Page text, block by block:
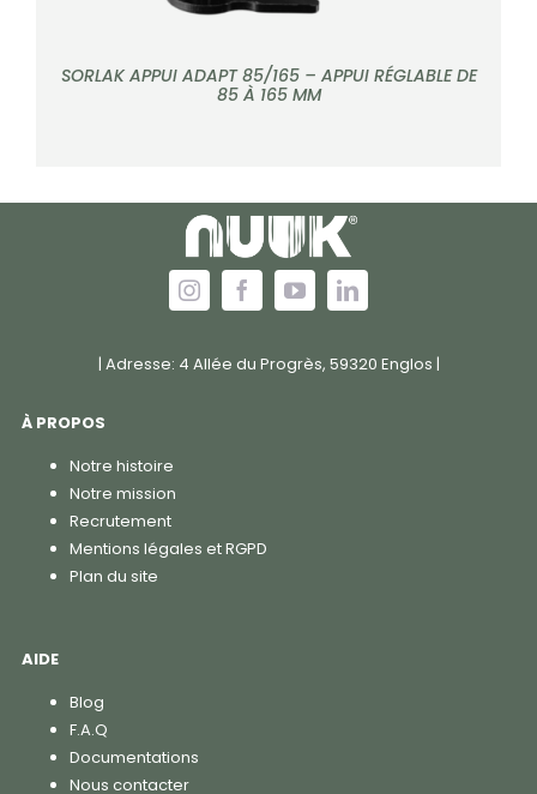
SORLAK APPUI ADAPT 85/165 – APPUI RÉGLABLE DE
85 À 165 MM
| Adresse: 4 Allée du Progrès, 59320 Englos |
À PROPOS
Notre histoire
Notre mission
Recrutement
Mentions légales et RGPD
Plan du site
AIDE
Blog
F.A.Q
Documentations
Nous contacter